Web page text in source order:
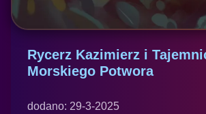
Rycerz Kazimierz i
Morskiego Potwora
dodano: 29-3-2025